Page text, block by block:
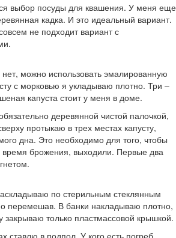
выбор посуды для квашения. У меня еще
кадка. И это идеальный вариант.
не подходит вариант с
можно использовать эмалированную
с морковью я укладываю плотно. Три –
капуста стоит у меня в доме.
деревянной чистой палочкой,
протыкаю в трех местах капусту,
дна. Это необходимо для того, чтобы
брожения, выходили. Первые два
по стерильным стеклянным
перемешав. В банки накладываю плотно,
закрываю только пластмассовой крышкой.